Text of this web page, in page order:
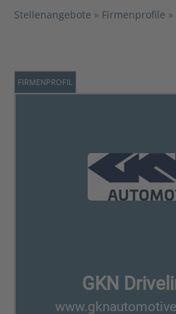
Stellenangebote Firmenprofile
FIRMENPROFIL